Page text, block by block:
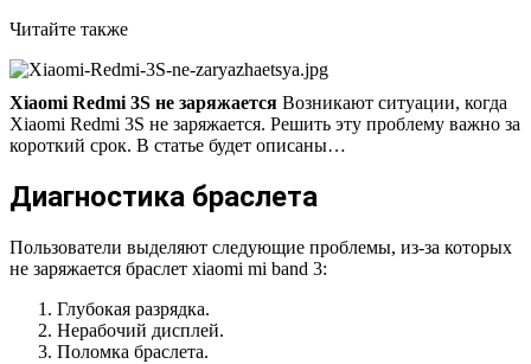
Читайте также
Xiaomi Redmi 3S не заряжается Возникают ситуации, когда
Xiaomi Redmi 3S не заряжается. Решить эту проблему важно за
короткий срок. В статье будет описаны…
Диагностика браслета
Пользователи выделяют следующие проблемы, из-за которых
не заряжается браслет xiaomi mi band 3:
Глубокая разрядка.
Нерабочий дисплей.
Поломка браслета.